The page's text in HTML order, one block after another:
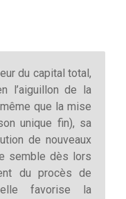
du capital total,
l’aiguillon de la
que la mise
unique fin), sa
de nouveaux
semble dès lors
du procès de
elle favorise la